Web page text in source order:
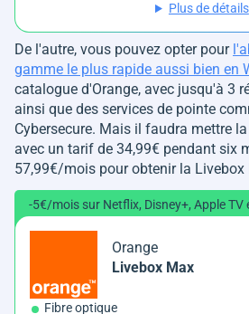
Plus de détails
De l'autre, vous pouvez opter pour
gamme le plus rapide aussi bien en
catalogue d'Orange, avec jusqu'à 3
ainsi que des services de pointe
Cybersecure. Mais il faudra mettre
avec un tarif de 34,99€ pendant six
57,99€/mois pour obtenir la Livebox
-5€/mois sur Netflix, Disney+, Apple TV
Orange
Livebox Max
Fibre optique